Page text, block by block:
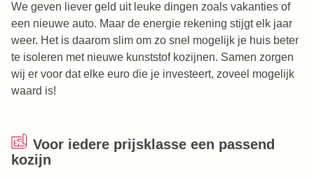
We geven liever geld uit leuke dingen zoals vakanties of
een nieuwe auto. Maar de energie rekening stijgt elk jaar
weer. Het is daarom slim om zo snel mogelijk je huis beter
te isoleren met nieuwe kunststof kozijnen. Samen zorgen
wij er voor dat elke euro die je investeert, zoveel mogelijk
waard is!
Voor iedere prijsklasse een passend
kozijn